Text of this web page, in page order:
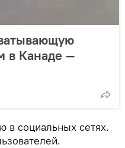
в Канаде —
в социальных сетях.